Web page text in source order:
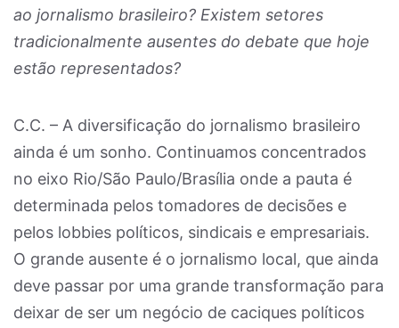
ao jornalismo brasileiro? Existem setores
tradicionalmente ausentes do debate que hoje
estão representados?
C.C. – A diversificação do jornalismo brasileiro
ainda é um sonho. Continuamos concentrados
no eixo Rio/São Paulo/Brasília onde a pauta é
determinada pelos tomadores de decisões e
pelos lobbies políticos, sindicais e empresariais.
O grande ausente é o jornalismo local, que ainda
deve passar por uma grande transformação para
deixar de ser um negócio de caciques políticos